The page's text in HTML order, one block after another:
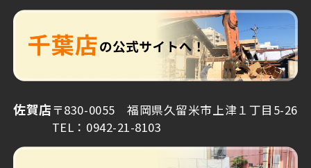
佐賀店〒830-0055 福岡県久留米市上津１丁目5-26
TEL：0942-21-8103